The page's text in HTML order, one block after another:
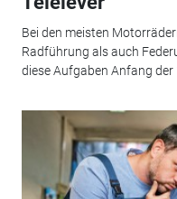
Bei den meisten
Radführung als auch
diese Aufgaben Anfang der